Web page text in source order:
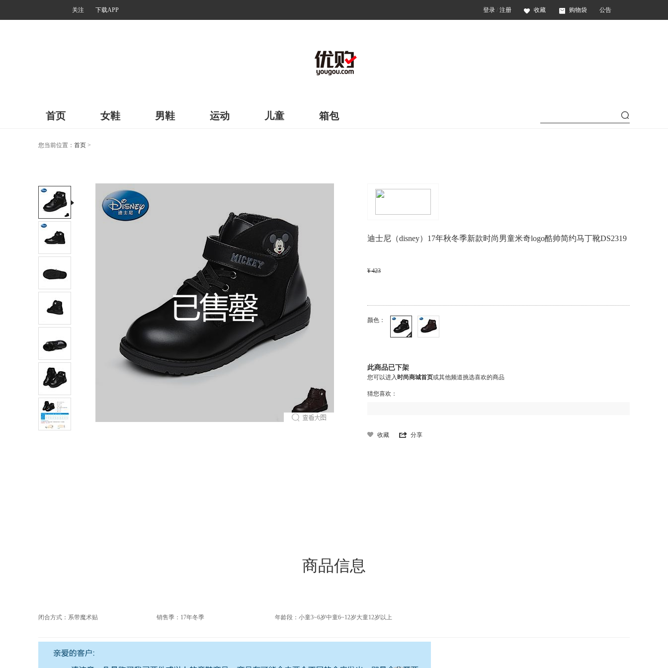
关注 下载APP 登录 / 注册 收藏 购物袋 公告
首页 女鞋 男鞋 运动 儿童 箱包
您当前位置： 首页 >
迪士尼（disney）17年秋冬季新款时尚男童米奇logo酷帅简约马丁靴DS2319
¥ 423
颜色：
此商品已下架
您可以进入 时尚商城首页或其他频道挑选喜欢的商品
猜您喜欢：
收藏 分享
商品信息
闭合方式：系带魔术贴 销售季：17年冬季 年龄段：小童3~6岁中童6~12岁大童12岁以上